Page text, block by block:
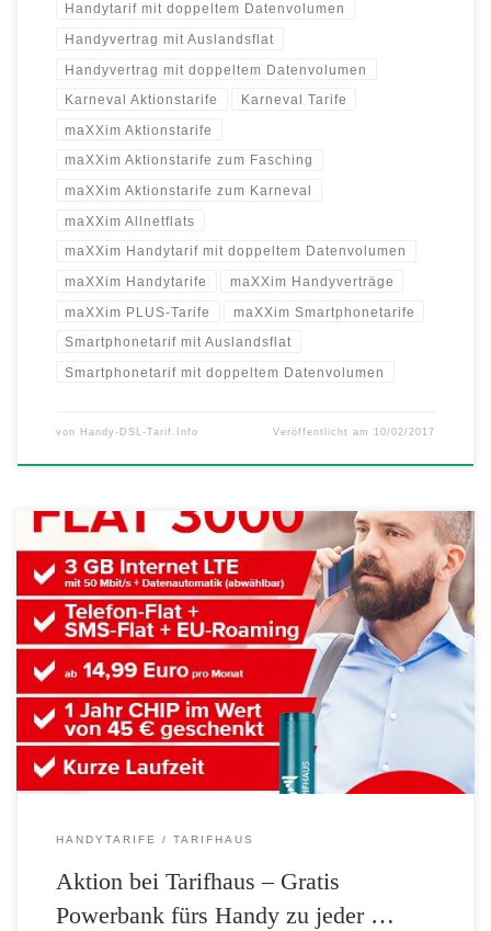
Handytarif mit doppeltem Datenvolumen
Handyvertrag mit Auslandsflat
Handyvertrag mit doppeltem Datenvolumen
Karneval Aktionstarife Karneval Tarife
maXXim Aktionstarife
maXXim Aktionstarife zum Fasching
maXXim Aktionstarife zum Karneval
maXXim Allnetflats
maXXim Handytarif mit doppeltem Datenvolumen
maXXim Handytarife maXXim Handyverträge
maXXim PLUS-Tarife maXXim Smartphonetarife
Smartphonetarif mit Auslandsflat
Smartphonetarif mit doppeltem Datenvolumen
von Handy-DSL-Tarif.Info Veröffentlicht am 10/02/2017
Bei Abschluss des Flat 3000 oder Flat 4000 Allnetflat Handytarifs von
Tarifhaus.de erhalten Sie jetzt eine Powerbank für Ihr Smartphone im
Wert von 20 Euro gratis on Top. Diese Aktion ist gültig bis zum 28.
Februar 2017. Tarifhaus Flat 3000 Handytarif Details: 3 GB LTE
Datenvolumen mit maximal 50 Mbit/s […]
HANDYTARIFE TARIFHAUS
Aktion bei Tarifhaus – Gratis
Powerbank fürs Handy zu jeder …